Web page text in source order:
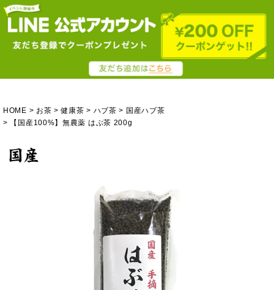
HOME お茶 健康茶 ハブ茶
国産ハブ茶
【国産100%】無農薬 はぶ茶 200g